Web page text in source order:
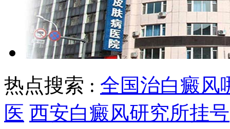
热点搜索 : 全国治白癜风
医 西安白癜风研究所挂号